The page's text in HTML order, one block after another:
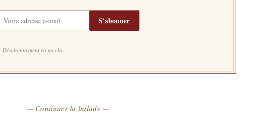
S'abonner
Désabonnement en un clic.
— Continuer la balade —